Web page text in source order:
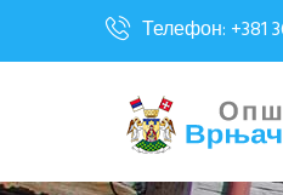
Телефон: +381